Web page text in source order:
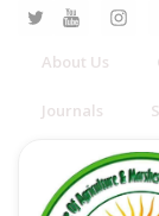
About Us
Journals